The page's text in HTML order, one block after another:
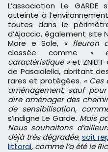
L’association Le GARDE
atteinte à
toutes dans le
d’Ajaccio, également site
Mare e Sole, « fleuron
classée comme «
caractéristique »et
de Pascialella, abritant
rares et protégées. «
aménagement, sauf
dire aménager des
de sensibilisation,
s’indigne Le Garde. Mais
Nous souhaitons
déjà très dégradée, soit
littoral, comme l’a été le